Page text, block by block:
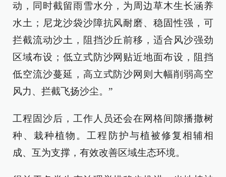
动，同时截留雨雪水分，为周边草木生长涵养
水土；尼龙沙袋沙障抗风耐磨、稳固性强，可
拦截流动沙土，阻挡沙丘前移，适合风沙强劲
区域布设；低立式防沙网贴近地面布设，阻挡
低空流沙蔓延，高立式防沙网则大幅削弱高空
风力、拦截飞扬沙尘。”
工程固沙后，工作人员还会在网格间隙播撒树
种、栽种植物。工程防护与植被修复相辅相
成、互为支撑，有效改善区域生态环境。